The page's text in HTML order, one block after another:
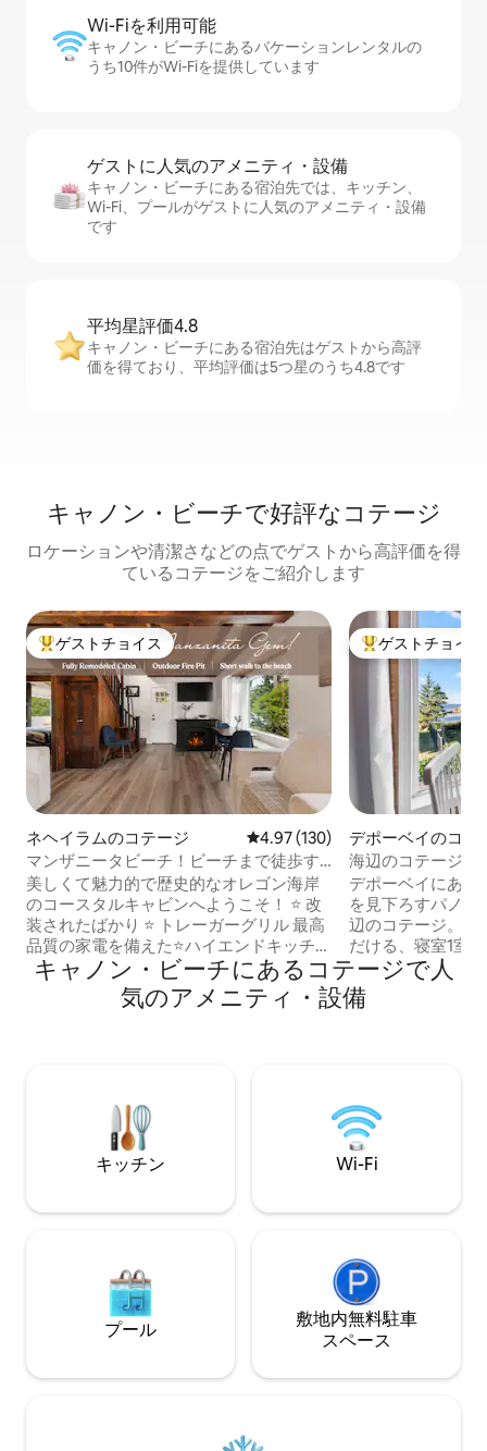
Wi-Fiを利⁠用⁠可⁠能
キャノン・ビーチにあるバケーションレンタルの
うち10件がWi-Fiを提供しています
ゲストに人⁠気⁠のア⁠メ⁠ニ⁠テ⁠ィ・設⁠備
キャノン・ビーチにある宿泊先では、キッチン、
Wi-Fi、プールがゲストに人気のアメニティ・設備
です
平均星評価4.8
キャノン・ビーチにある宿泊先はゲストから高評
価を得ており、平均評価は5つ星のうち4.8です
キャノン・ビーチで好評なコテージ
ロケーションや清潔さなどの点でゲストから高評価を得
ているコテージをご紹介します
大好評のゲストチョイスです。
ゲストチョイス
ネヘイラムのコテージ レビュー130件、5つ星中4.97つ
4.97 (130)
マンザニータビーチ！ビーチまで徒歩す
ぐ！ペット歓迎
美しくて魅力的で歴史的なオレゴン海岸
のコースタルキャビンへようこそ！ ⭐️ 改
装されたばかり ⭐️ トレーガーグリル 最高
品質の家電を備えた⭐️ハイエンドキッチン
マンザニータのダウンタウンまで⭐️数分 ⭐️
ペットOK ビーチへのアクセスが⭐️簡単 ⭐️
ゴージャスなニーカニービーチまで徒歩
場、キャノンビーチ、カニ漁、釣り、ハ
イキング、レストランまですぐの距離...
大好評のゲスト
ゲストチョイス
デポーベイのコテ
海辺のコテージの
＋ホエールウォッ
デポーベイにある
を見下ろすパノラ
辺のコテージ。最
だける、寝室1室
た魅力的な隠れ家
地の良い趣とモダ
います。 波の音に包まれて眠り、目覚め
港、ショップ、レ
です。考え抜かれ
充実しており、敷
器も備わっていま
キャノン・ビーチにあるコテージで人
気のアメニティ・設備
キッチン Wi-Fi
プール
敷地内無料駐⁠車
ス⁠ペ⁠ー⁠ス